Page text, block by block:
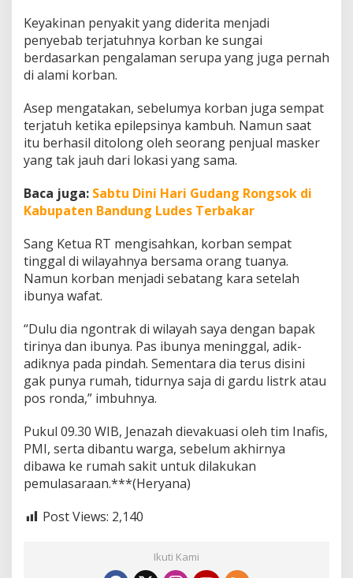
Keyakinan penyakit yang diderita menjadi
penyebab terjatuhnya korban ke sungai
berdasarkan pengalaman serupa yang juga pernah
di alami korban.
Asep mengatakan, sebelumya korban juga sempat
terjatuh ketika epilepsinya kambuh. Namun saat
itu berhasil ditolong oleh seorang penjual masker
yang tak jauh dari lokasi yang sama.
Baca juga: Sabtu Dini Hari Gudang Rongsok di
Kabupaten Bandung Ludes Terbakar
Sang Ketua RT mengisahkan, korban sempat
tinggal di wilayahnya bersama orang tuanya.
Namun korban menjadi sebatang kara setelah
ibunya wafat.
“Dulu dia ngontrak di wilayah saya dengan bapak
tirinya dan ibunya. Pas ibunya meninggal, adik-
adiknya pada pindah. Sementara dia terus disini
gak punya rumah, tidurnya saja di gardu listrk atau
pos ronda,” imbuhnya.
Pukul 09.30 WIB, Jenazah dievakuasi oleh tim Inafis,
PMI, serta dibantu warga, sebelum akhirnya
dibawa ke rumah sakit untuk dilakukan
pemulasaraan.***(Heryana)
Post Views: 2,140
Ikuti Kami